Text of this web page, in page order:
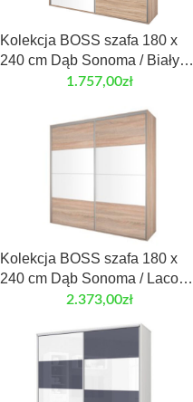
Kolekcja BOSS szafa 180 x
240 cm Dąb Sonoma / Biały
1.757,00zł
Kolekcja BOSS szafa 180 x
240 cm Dąb Sonoma / Lacobel
2.373,00zł